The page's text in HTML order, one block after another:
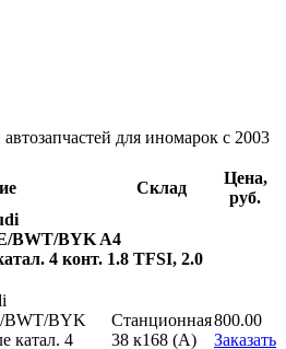
для иномарок с 2003
Склад
Цена,
руб.
BWT/BYK A4
4 конт. 1.8 TFSI, 2.0
BWT/BYK
катал. 4
Станционная
38 к168 (A)
800.00
Заказать